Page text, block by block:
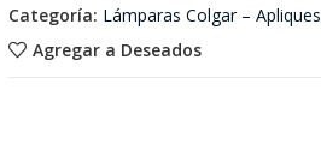
Agregar a Deseados
Categoría: Lámparas Colgar – Apliques